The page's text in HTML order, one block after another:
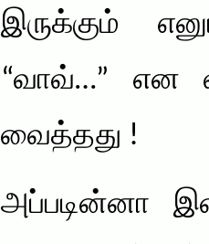
இருக்கும்
“வாவ்…” என
வைத்தது !
அப்படின்னா